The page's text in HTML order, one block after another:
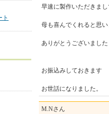
ト
早速に製作いただきま
母も喜んでくれると思
ありがとうございました
お振込みしておきます
お世話になりました。
M.Nさん